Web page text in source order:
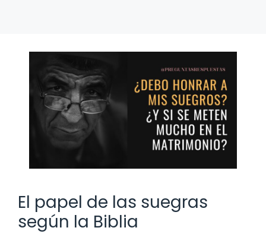
El papel de las suegras
según la Biblia